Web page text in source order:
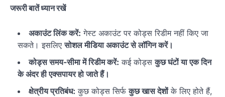
जरूरी बातें ध्यान रखें
अकाउंट लिंक करें: गेस्ट अकाउंट पर कोड्स रिडीम नहीं किए जा
सकते। इसलिएसोशल मीडिया अकाउंट से लॉगिन करें।
कोड्स समय-सीमा में रिडीम करें: कई कोड्सकुछ घंटों या एक दिन
के अंदर ही एक्सपायर हो जाते हैं।
क्षेत्रीय प्रतिबंध: कुछ कोड्स सिर्फकुछ खास देशोंके लिए होते हैं,